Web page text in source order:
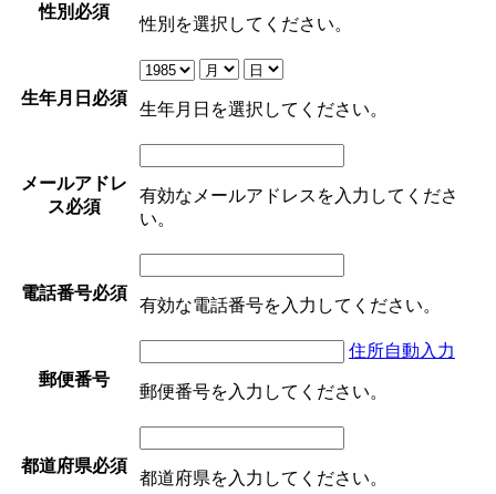
性別 必須
性別を選択してください。
生年月日 必須
生年月日を選択してください。
メールアドレ
ス必須
有効なメールアドレスを入力してくださ
い。
電話番号必須
有効な電話番号を入力してください。
郵便番号
住所自動入力
郵便番号を入力してください。
都道府県必須
都道府県を入力してください。